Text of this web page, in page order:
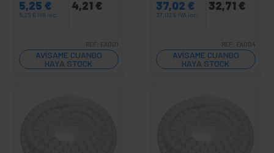
5,25 €
5,25 € IVA inc.
4,21 €
REF: EA001
AVÍSAME CUANDO
HAYA STOCK
37,02 €
37,02 € IVA inc.
32,71 €
REF: EA004
AVÍSAME CUANDO
HAYA STOCK